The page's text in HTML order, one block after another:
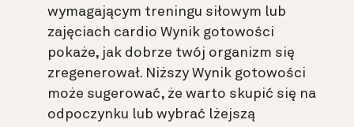
wymagającym treningu siłowym lub
zajęciach cardio Wynik gotowości
pokaże, jak dobrze twój organizm się
zregenerował. Niższy Wynik gotowości
może sugerować, że warto skupić się na
odpoczynku lub wybrać lżejszą